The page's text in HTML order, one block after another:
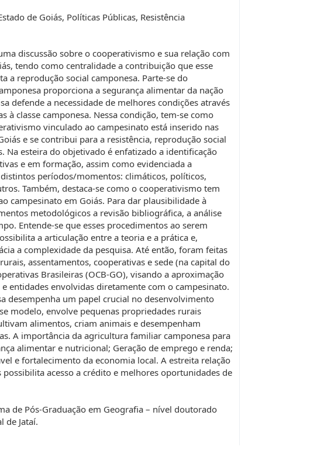
de Goiás, Políticas Públicas, Resistência
discussão sobre o cooperativismo e sua relação com
tendo como centralidade a contribuição que esse
a reprodução social camponesa. Parte-se do
proporciona a segurança alimentar da nação
defende a necessidade de melhores condições através
à classe camponesa. Nessa condição, tem-se como
vinculado ao campesinato está inserido nas
e se contribui para a resistência, reprodução social
Na esteira do objetivado é enfatizado a identificação
e em formação, assim como evidenciada a
períodos/momentos: climáticos, políticos,
Também, destaca-se como o cooperativismo tem
campesinato em Goiás. Para dar plausibilidade à
metodológicos a revisão bibliográfica, a análise
Entende-se que esses procedimentos ao serem
a articulação entre a teoria e a prática e,
a complexidade da pesquisa. Até então, foram feitas
assentamentos, cooperativas e sede (na capital do
Brasileiras (OCB-GO), visando a aproximação
entidades envolvidas diretamente com o campesinato.
desempenha um papel crucial no desenvolvimento
modelo, envolve pequenas propriedades rurais
alimentos, criam animais e desempenham
A importância da agricultura familiar camponesa para
alimentar e nutricional; Geração de emprego e renda;
e fortalecimento da economia local. A estreita relação
acesso a crédito e melhores oportunidades de
de Pós-Graduação em Geografia – nível doutorado
de Jataí.